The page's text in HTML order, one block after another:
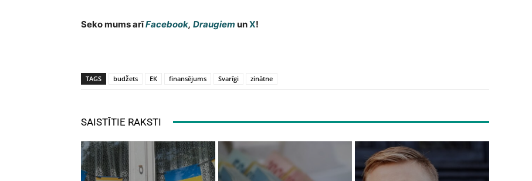
Seko mums arīFacebook, Draugiem unX!
TAGS budžets EK finansējums Svarīgi zinātne
SAISTĪTIE RAKSTI